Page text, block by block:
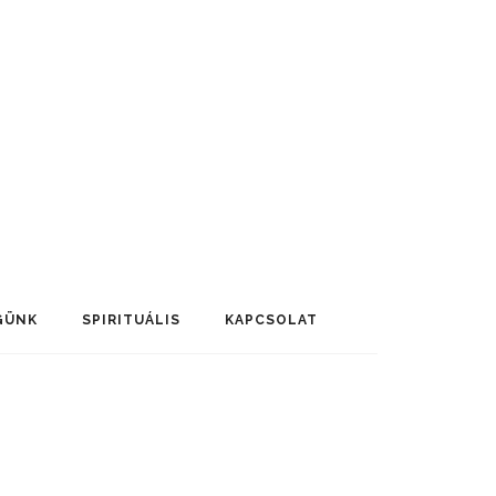
SPIRITUÁLIS KAPCSOLAT